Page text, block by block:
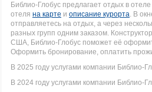
Библио-Глобус предлагает отдых в
отеля на карте и описание курорта. В
отправляетесь на отдых, а через
разных групп одним заказом.
США, Библио-Глобус поможет её
Оформить бронирование, оплатить
В 2025 году услугами компании Библио-
В 2024 году услугами компании Библио-